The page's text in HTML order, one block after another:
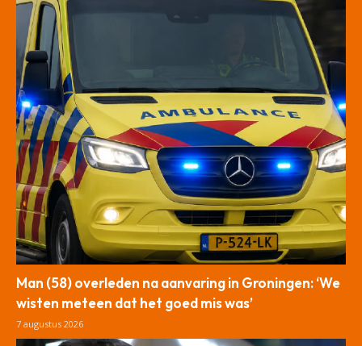
Man (58) overleden na aanvaring in Groningen: ‘We
wisten meteen dat het goed mis was’
7 augustus 2026